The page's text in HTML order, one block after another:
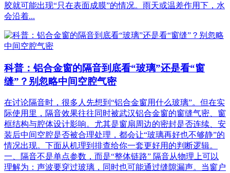
胶就可能出现“只在表面成膜”的情况。雨天或温差作用下，水
会沿着...
科普：铝合金窗的隔音到底看“玻璃”还是看“窗
缝”？别忽略中间空腔气密
在讨论隔音时，很多人先想到“铝合金窗用什么玻璃”。但在实
际使用里，隔音效果往往同时被武汉铝合金窗的窗缝气密、窗
框结构与腔体设计影响。尤其是窗扇周边的密封是否连续、安
装后中间空腔是否被合理处理，都会让“玻璃再好也不够静”的
情况出现。下面从机理到排查给你一套更好用的判断逻辑。
一、隔音不是单点参数，而是“整体链路” 隔音从物理上可以
理解为：声波要穿过玻璃，同时也可能通过缝隙漏声。当窗户